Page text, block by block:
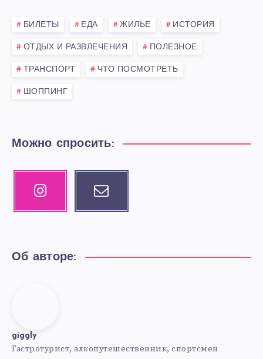
БИЛЕТЫ ЕДА ЖИЛЬЕ ИСТОРИЯ
ОТДЫХ И РАЗВЛЕЧЕНИЯ ПОЛЕЗНОЕ
ТРАНСПОРТ ЧТО ПОСМОТРЕТЬ
ШОППИНГ
Можно спросить:
Instagram Email
Contact
Об авторе:
giggly
Гастротурист, алкопутешественник, спортсмен